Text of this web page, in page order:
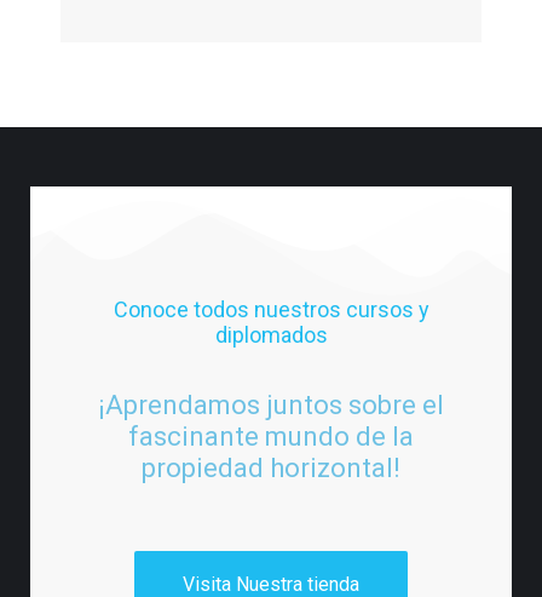
Conoce todos nuestros cursos y
diplomados
¡Aprendamos juntos sobre el
fascinante mundo de la
propiedad horizontal!
Visita Nuestra tienda